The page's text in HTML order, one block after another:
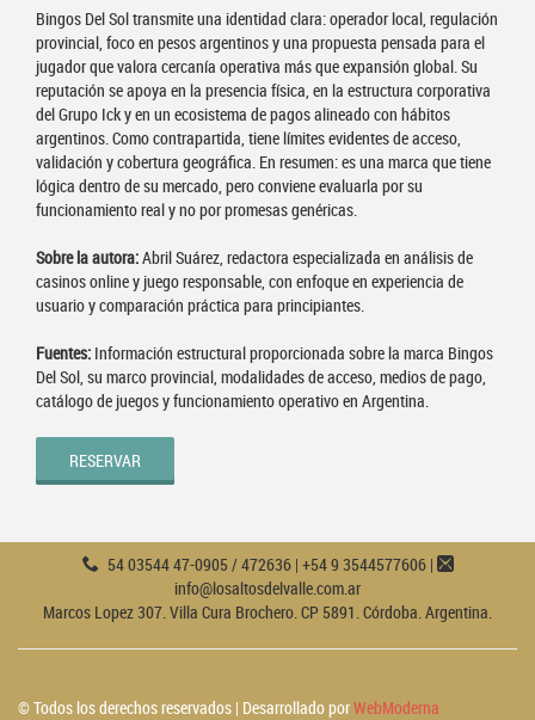
Bingos Del Sol transmite una identidad clara: operador local, regulación
provincial, foco en pesos argentinos y una propuesta pensada para el
jugador que valora cercanía operativa más que expansión global. Su
reputación se apoya en la presencia física, en la estructura corporativa
del Grupo Ick y en un ecosistema de pagos alineado con hábitos
argentinos. Como contrapartida, tiene límites evidentes de acceso,
validación y cobertura geográfica. En resumen: es una marca que tiene
lógica dentro de su mercado, pero conviene evaluarla por su
funcionamiento real y no por promesas genéricas.
Sobre la autora:Abril Suárez, redactora especializada en análisis de
casinos online y juego responsable, con enfoque en experiencia de
usuario y comparación práctica para principiantes.
Fuentes: Información estructural proporcionada sobre la marca Bingos
Del Sol, su marco provincial, modalidades de acceso, medios de pago,
catálogo de juegos y funcionamiento operativo en Argentina.
RESERVAR
54 03544 47-0905 / 472636 | +54 9 3544577606 |
info@losaltosdelvalle.com.ar
Marcos Lopez 307. Villa Cura Brochero. CP 5891. Córdoba. Argentina.
© Todos los derechos reservados | Desarrollado porWebModerna